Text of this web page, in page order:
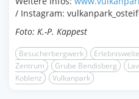
/ Instagram:
Foto: K.-P. Kappest
Besucherbergwerk
Zentrum
Grube Bendisberg
Koblenz
Vulkanpark